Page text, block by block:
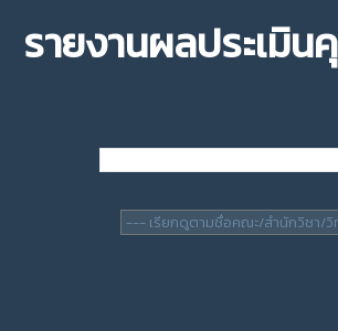
รายงานผลประเมิ